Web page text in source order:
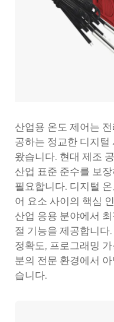
산업용 온도 제어는
공하는 정교한 디지털
왔습니다. 현대 제조
산업 표준 준수를 보
필요합니다. 디지털
어 요소 사이의 핵심
산업 응용 분야에서
절 기능을 제공합니다
정확도, 프로그래밍
분의 전문 환경에서
습니다.